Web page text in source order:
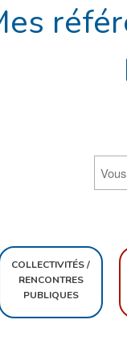
COLLECTIVITÉS /
RENCONTRES
PUBLIQUES